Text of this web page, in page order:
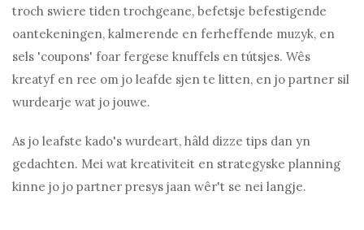
troch swiere tiden trochgeane, befetsje befestigende
oantekeningen, kalmerende en ferheffende muzyk, en
sels 'coupons' foar fergese knuffels en tútsjes. Wês
kreatyf en ree om jo leafde sjen te litten, en jo partner sil
wurdearje wat jo jouwe.
As jo ​​leafste kado's wurdeart, hâld dizze tips dan yn
gedachten. Mei wat kreativiteit en strategyske planning
kinne jo jo partner presys jaan wêr't se nei langje.